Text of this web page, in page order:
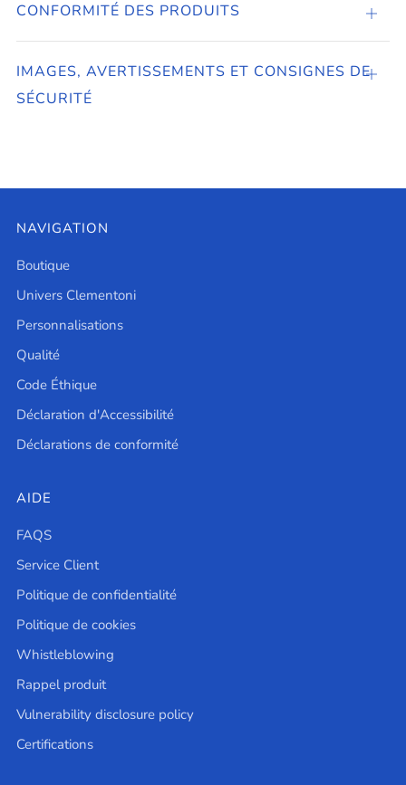
CONFORMITÉ DES PRODUITS
DES
IMAGES, AVERTISSEMENTS ET CONSIGNES DE
SÉCURITÉ
Ouvrir
NAVIGATION
Boutique
Univers Clementoni
Personnalisations
Qualité
Code Éthique
Déclaration d'Accessibilité
Déclarations de conformité
AIDE
FAQS
Service Client
Politique de confidentialité
Politique de cookies
Whistleblowing
Rappel produit
Vulnerability disclosure policy
Certifications